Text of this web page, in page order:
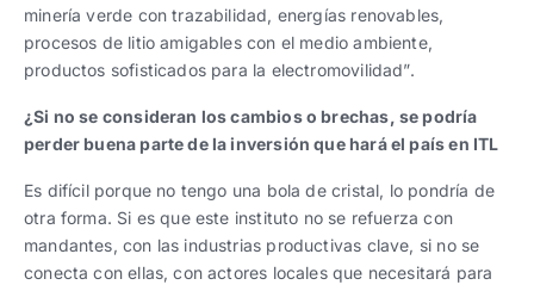
minería verde con trazabilidad, energías renovables,
procesos de litio amigables con el medio ambiente,
productos sofisticados para la electromovilidad”.
¿Si no se consideran los cambios o brechas, se podría
perder buena parte de la inversión que hará el país en ITL
Es difícil porque no tengo una bola de cristal, lo pondría de
otra forma. Si es que este instituto no se refuerza con
mandantes, con las industrias productivas clave, si no se
conecta con ellas, con actores locales que necesitará para